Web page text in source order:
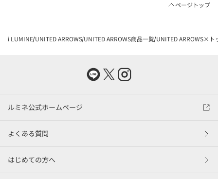
ページトップ
i LUMINE UNITED ARROWS UNITED ARROWS商品一覧 UNITED ARROWS×ト
ルミネ公式ホームページ
よくある質問
はじめての方へ